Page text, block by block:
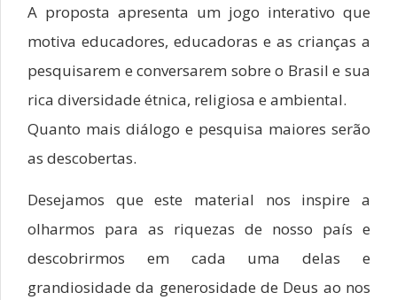
A proposta apresenta um jogo interativo que
motiva educadores, educadoras e as crianças a
pesquisarem e conversarem sobre o Brasil e sua
rica diversidade étnica, religiosa e ambiental.
Quanto mais diálogo e pesquisa maiores serão
as descobertas.
Desejamos que este material nos inspire a
olharmos para as riquezas de nosso país e
descobrirmos em cada uma delas e
grandiosidade da generosidade de Deus ao nos